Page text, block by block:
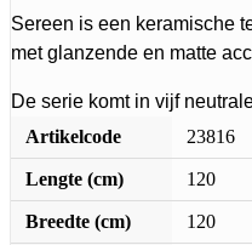
Sereen is een keramische
met glanzende en matte
De serie komt in vijf
Artikelcode
23816
Lengte (cm) 120
Breedte (cm) 120